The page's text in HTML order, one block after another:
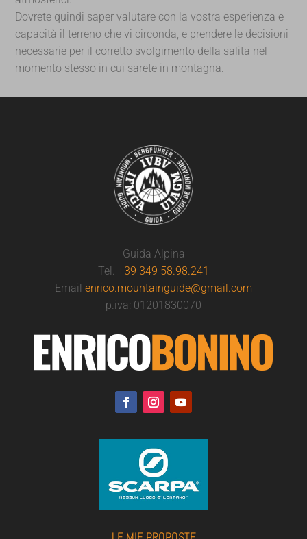
Dovrete quindi saper valutare con la vostra esperienza e
capacità il terreno che vi circonda, e prendere le decisioni
necessarie per il corretto svolgimento della salita nel
momento stesso in cui sarete in montagna.
Guida Alpina
Tel. +39 349 58.98.241
Email enrico.mountainguide@gmail.com
p.iva: 01201830070